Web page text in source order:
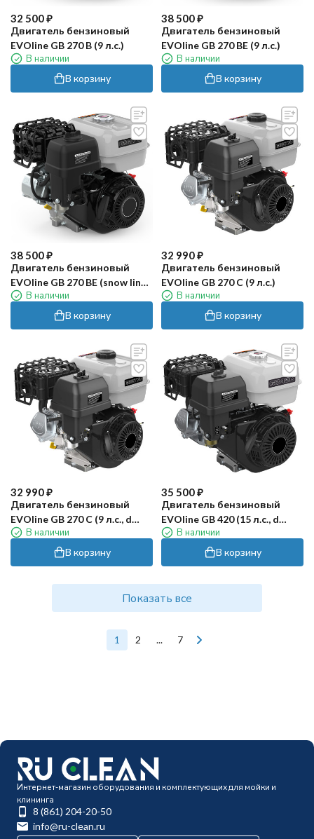
32 500₽
Двигатель бензиновый
EVOline GB 270 B (9 л.с.)
В наличии
В корзину
38 500₽
Двигатель бензиновый
EVOline GB 270 BE (9 л.с.)
В наличии
В корзину
38 500₽
Двигатель бензиновый
EVOline GB 270 BE (snow line,
9 л.с.)В наличии
В корзину
32 990₽
Двигатель бензиновый
EVOline GB 270 C (9 л.с.)
В наличии
В корзину
32 990₽
Двигатель бензиновый
EVOline GB 270 C (9 л.с., d
вала 25,4мм)
В наличии
В корзину
35 500₽
Двигатель бензиновый
EVOline GB 420 (15 л.с., d
вала 25,4мм)
В наличии
В корзину
Показать все
1 2 ... 7
Интернет-магазин оборудования и комплектующих для мойки и
клининга
8 (861) 204-20-50
info@ru-clean.ru